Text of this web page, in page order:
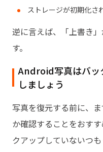
ストレージが初期化さ
逆に言えば、「上書き
す。
Android写真はバッ
しましょう
写真を復元する前に、
か確認することをおす
クアップしていないつ